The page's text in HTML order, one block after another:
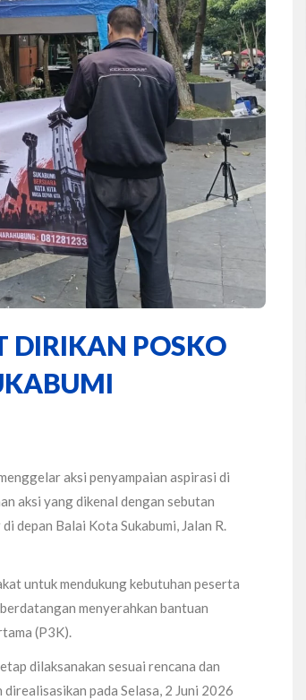
DIRIKAN POSKO
aksi penyampaian aspirasi di
aksi yang dikenal dengan sebutan
depan Balai Kota Sukabumi, Jalan R.
untuk mendukung kebutuhan peserta
menyerahkan bantuan
(P3K).
dilaksanakan sesuai rencana dan
pada Selasa, 2 Juni 2026